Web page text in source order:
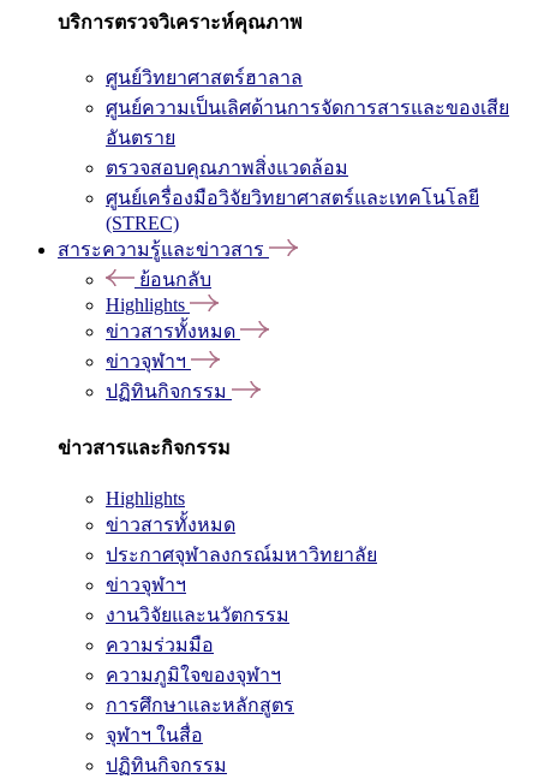
บริการตรวจวิเคราะห์คุณภาพ
ศูนย์วิทยาศาสตร์ฮาลาล
ศูนย์ความเป็นเลิศด้านการจัดการสารและของเสีย
อันตราย
ตรวจสอบคุณภาพสิ่งแวดล้อม
ศูนย์เครื่องมือวิจัยวิทยาศาสตร์และเทคโนโลยี
(STREC)
สาระความรู้และข่าวสาร
ย้อนกลับ
Highlights
ข่าวสารทั้งหมด
ข่าวจุฬาฯ
ปฏิทินกิจกรรม
ข่าวสารและกิจกรรม
Highlights
ข่าวสารทั้งหมด
ประกาศจุฬาลงกรณ์มหาวิทยาลัย
ข่าวจุฬาฯ
งานวิจัยและนวัตกรรม
ความร่วมมือ
ความภูมิใจของจุฬาฯ
การศึกษาและหลักสูตร
จุฬาฯ ในสื่อ
ปฏิทินกิจกรรม